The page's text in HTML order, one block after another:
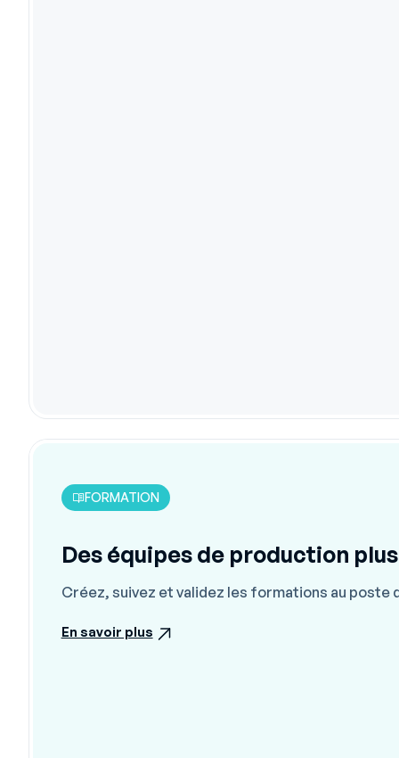
FORMATION
Des équipes de production
Créez, suivez et validez les formations au
En savoir plus